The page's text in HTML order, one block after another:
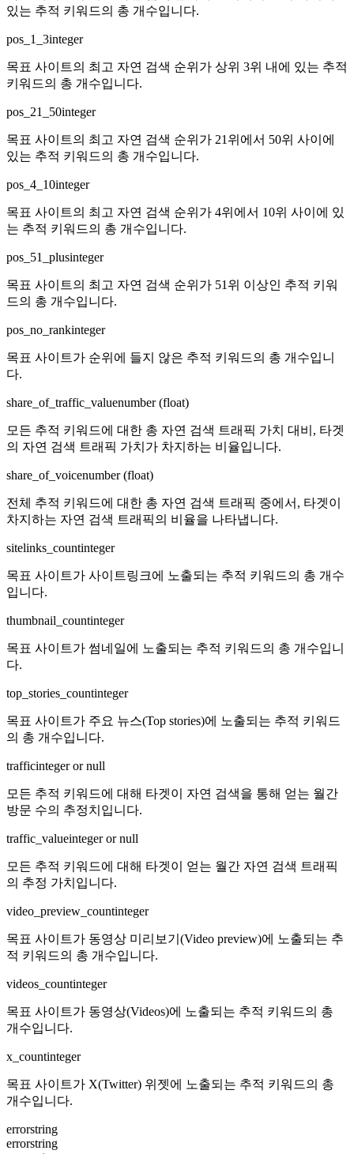
있는 추적 키워드의 총 개수입니다.
pos_1_3integer
목표 사이트의 최고 자연 검색 순위가 상위 3위 내에 있는 추적
키워드의 총 개수입니다.
pos_21_50integer
목표 사이트의 최고 자연 검색 순위가 21위에서 50위 사이에
있는 추적 키워드의 총 개수입니다.
pos_4_10integer
목표 사이트의 최고 자연 검색 순위가 4위에서 10위 사이에 있
는 추적 키워드의 총 개수입니다.
pos_51_plusinteger
목표 사이트의 최고 자연 검색 순위가 51위 이상인 추적 키워
드의 총 개수입니다.
pos_no_rankinteger
목표 사이트가 순위에 들지 않은 추적 키워드의 총 개수입니
다.
share_of_traffic_valuenumber (float)
모든 추적 키워드에 대한 총 자연 검색 트래픽 가치 대비, 타겟
의 자연 검색 트래픽 가치가 차지하는 비율입니다.
share_of_voicenumber (float)
전체 추적 키워드에 대한 총 자연 검색 트래픽 중에서, 타겟이
차지하는 자연 검색 트래픽의 비율을 나타냅니다.
sitelinks_countinteger
목표 사이트가 사이트링크에 노출되는 추적 키워드의 총 개수
입니다.
thumbnail_countinteger
목표 사이트가 썸네일에 노출되는 추적 키워드의 총 개수입니
다.
top_stories_countinteger
목표 사이트가 주요 뉴스(Top stories)에 노출되는 추적 키워드
의 총 개수입니다.
trafficinteger or null
모든 추적 키워드에 대해 타겟이 자연 검색을 통해 얻는 월간
방문 수의 추정치입니다.
traffic_valueinteger or null
모든 추적 키워드에 대해 타겟이 얻는 월간 자연 검색 트래픽
의 추정 가치입니다.
video_preview_countinteger
목표 사이트가 동영상 미리보기(Video preview)에 노출되는 추
적 키워드의 총 개수입니다.
videos_countinteger
목표 사이트가 동영상(Videos)에 노출되는 추적 키워드의 총
개수입니다.
x_countinteger
목표 사이트가 X(Twitter) 위젯에 노출되는 추적 키워드의 총
개수입니다.
errorstring
errorstring